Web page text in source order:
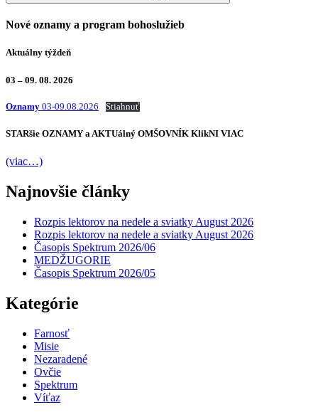
Nové oznamy a program bohoslužieb
Aktuálny týždeň
03 – 09. 08. 2026
Oznamy 03-09.08.2026 Stiahnuť
STARšie OZNAMY a AKTUálný OMŠOVNÍK KlikNI VIAC
(viac…)
Najnovšie články
Rozpis lektorov na nedele a sviatky August 2026
Rozpis lektorov na nedele a sviatky August 2026
Časopis Spektrum 2026/06
MEDŽUGORIE
Časopis Spektrum 2026/05
Kategórie
Farnosť
Misie
Nezaradené
Ovčie
Spektrum
Víťaz